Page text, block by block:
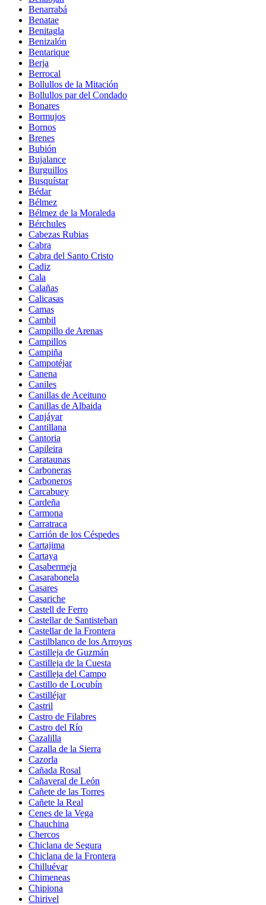
Benarrabá
Benatae
Benitagla
Benizalón
Bentarique
Berja
Berrocal
Bollullos de la Mitación
Bollullos par del Condado
Bonares
Bormujos
Bornos
Brenes
Bubión
Bujalance
Burguillos
Busquístar
Bédar
Bélmez
Bélmez de la Moraleda
Bérchules
Cabezas Rubias
Cabra
Cabra del Santo Cristo
Cadiz
Cala
Calañas
Calicasas
Camas
Cambil
Campillo de Arenas
Campillos
Campiña
Campotéjar
Canena
Caniles
Canillas de Aceituno
Canillas de Albaida
Canjáyar
Cantillana
Cantoria
Capileira
Carataunas
Carboneras
Carboneros
Carcabuey
Cardeña
Carmona
Carratraca
Carrión de los Céspedes
Cartajima
Cartaya
Casabermeja
Casarabonela
Casares
Casariche
Castell de Ferro
Castellar de Santisteban
Castellar de la Frontera
Castilblanco de los Arroyos
Castilleja de Guzmán
Castilleja de la Cuesta
Castilleja del Campo
Castillo de Locubín
Castilléjar
Castril
Castro de Filabres
Castro del Río
Cazalilla
Cazalla de la Sierra
Cazorla
Cañada Rosal
Cañaveral de León
Cañete de las Torres
Cañete la Real
Cenes de la Vega
Chauchina
Chercos
Chiclana de Segura
Chiclana de la Frontera
Chilluévar
Chimeneas
Chipiona
Chirivel